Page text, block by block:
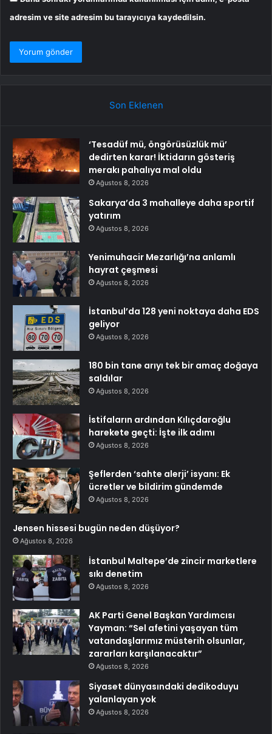
adresim ve site adresim bu tarayıcıya kaydedilsin.
Son Eklenen
‘Tesadüf mü, öngörüsüzlük mü’
dedirten karar! İktidarın gösteriş
merakı pahalıya mal oldu
Ağustos 8, 2026
Sakarya’da 3 mahalleye daha sportif
yatırım
Ağustos 8, 2026
Yenimuhacir Mezarlığı’na anlamlı
hayrat çeşmesi
Ağustos 8, 2026
İstanbul’da 128 yeni noktaya daha EDS
geliyor
Ağustos 8, 2026
180 bin tane arıyı tek bir amaç doğaya
saldılar
Ağustos 8, 2026
İstifaların ardından Kılıçdaroğlu
harekete geçti: İşte ilk adımı
Ağustos 8, 2026
Şeflerden ‘sahte alerji’ isyanı: Ek
ücretler ve bildirim gündemde
Ağustos 8, 2026
Jensen hissesi bugün neden düşüyor?
Ağustos 8, 2026
İstanbul Maltepe’de zincir marketlere
sıkı denetim
Ağustos 8, 2026
AK Parti Genel Başkan Yardımcısı
Yayman: “Sel afetini yaşayan tüm
vatandaşlarımız müsterih olsunlar,
zararları karşılanacaktır”
Ağustos 8, 2026
Siyaset dünyasındaki dedikoduyu
yalanlayan yok
Ağustos 8, 2026